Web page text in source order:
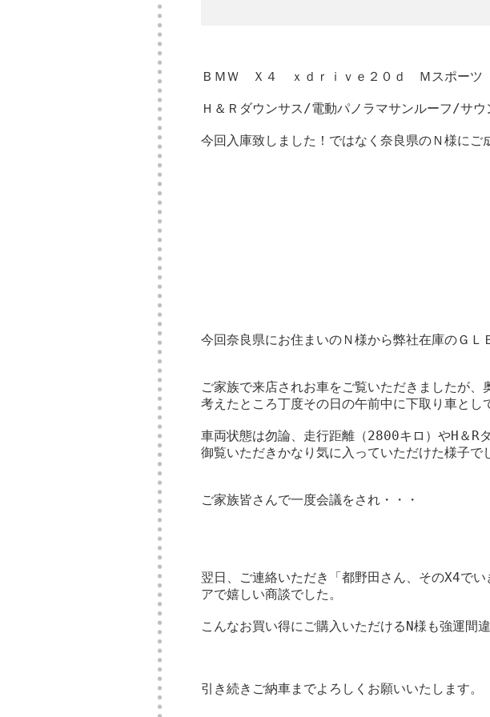
ＢＭＷ Ｘ４ ｘｄｒｉｖｅ２０ｄ Ｍスポーツ
Ｈ＆Ｒダウンサス/電動パノラマサンルーフ/サ
今回入庫致しました！ではなく奈良県のＮ様にご
今回奈良県にお住まいのＮ様から弊社在庫のＧＬ
ご家族で来店されお車をご覧いただきましたが
考えたところ丁度その日の午前中に下取り車とし
車両状態は勿論、走行距離（2800キロ）やH＆R
御覧いただきかなり気に入っていただけた様子で
ご家族皆さんで一度会議をされ・・・
翌日、ご連絡いただき「都野田さん、そのX4で
アで嬉しい商談でした。
こんなお買い得にご購入いただけるN様も強運間
引き続きご納車までよろしくお願いいたします。